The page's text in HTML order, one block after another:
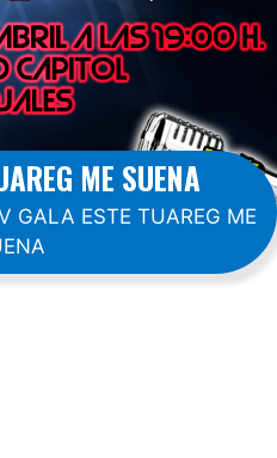
ME SUENA
GALA ESTE TUAREG ME